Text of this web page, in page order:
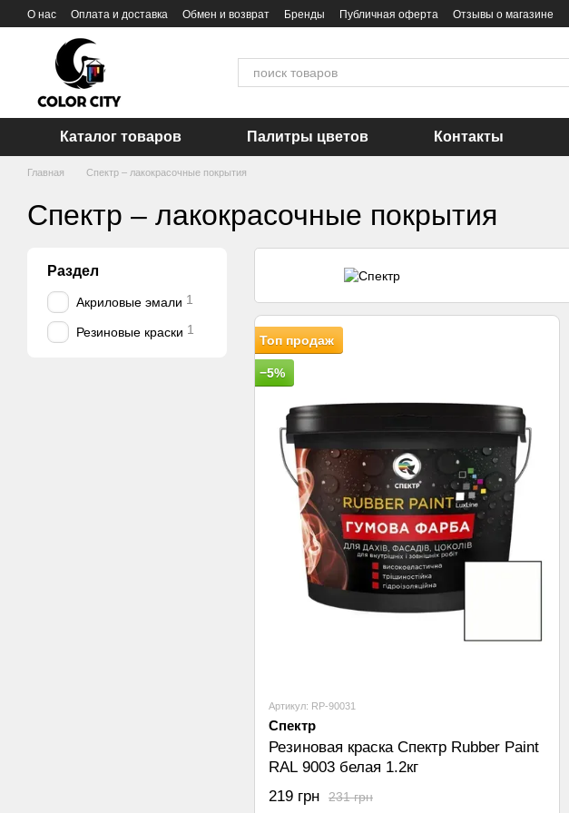
Перейти к основному контенту
О нас Оплата и доставка Обмен и возврат Бренды Публичная оферта Отзывы о магазине
Каталог товаров Палитры цветов Контакты
Главная Спектр – лакокрасочные покрытия
Спектр – лакокрасочные покрытия
Топ продаж
−5%
Артикул: RP-90031
Спектр
Резиновая краска Спектр Rubber Paint
RAL 9003 белая 1.2кг
231 грн
219 грн
Раздел
Акриловые эмали 1
Резиновые краски 1